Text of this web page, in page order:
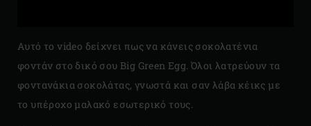
Αυτό το video δείχνει πως να κάνεις σοκολατένια
φοντάν στο δικό σου Big Green Egg. Όλοι λατρεύουν τα
φοντανάκια σοκολάτας, γνωστά και σαν λάβα κέικς με
το υπέροχο μαλακό εσωτερικό τους.